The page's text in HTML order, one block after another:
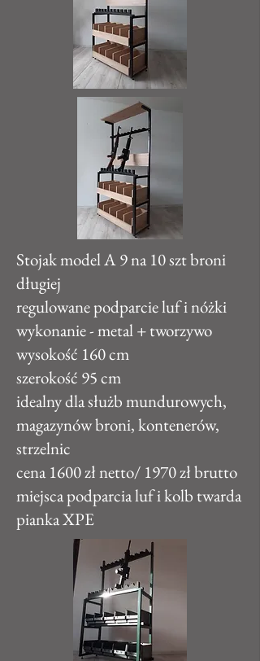
Stojak model A 9 na 10 szt broni
długiej
regulowane podparcie luf i nóżki
wykonanie - metal + tworzywo
wysokość 160 cm
szerokość 95 cm
idealny dla służb mundurowych,
magazynów broni, kontenerów,
strzelnic
cena 1600 zł netto/ 1970 zł brutto
miejsca podparcia luf i kolb twarda
pianka XPE